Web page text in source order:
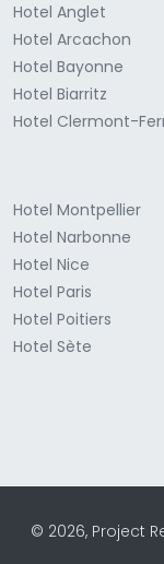
Hotel Anglet
Hotel Arcachon
Hotel Bayonne
Hotel Biarritz
Hotel Clermont-
Hotel Montpellier
Hotel Narbonne
Hotel Nice
Hotel Paris
Hotel Poitiers
Hotel Sète
© 2026, Project